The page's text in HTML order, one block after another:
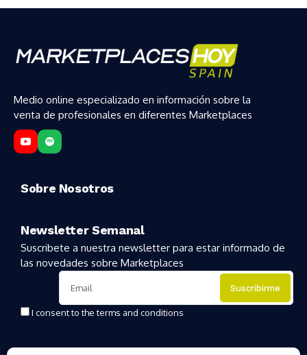
Medio online especializado en información sobre la
venta de profesionales en diferentes Marketplaces
Sobre Nosotros
Newsletter Semanal
Suscribete a nuestra newsletter para estar informado de
las novedades sobre Marketplaces
I consent to the terms and conditions